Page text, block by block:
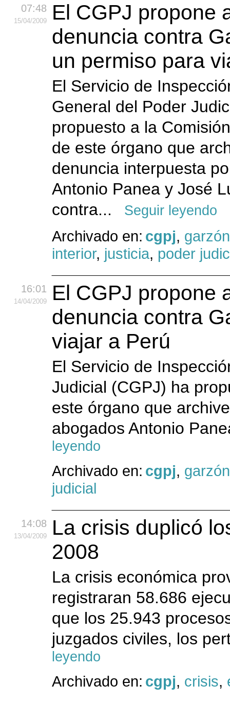
07:48
15/04/2009
El CGPJ propone
denuncia contra
un permiso para
El Servicio de
General del Poder
propuesto a la
de este órgano que
denuncia interpuesta
Antonio Panea y José
contra...
Seguir leyendo
Archivado en: cgpj, garzón
interior, justicia, poder
16:01
14/04/2009
El CGPJ propone
denuncia contra
viajar a Perú
El Servicio de
Judicial (CGPJ) ha
este órgano que
abogados Antonio
leyendo
Archivado en: cgpj, garzón
judicial
14:08
13/04/2009
La crisis duplicó
2008
La crisis económica
registraran 58.686
que los 25.943
juzgados civiles, los
leyendo
Archivado en: cgpj, crisis,